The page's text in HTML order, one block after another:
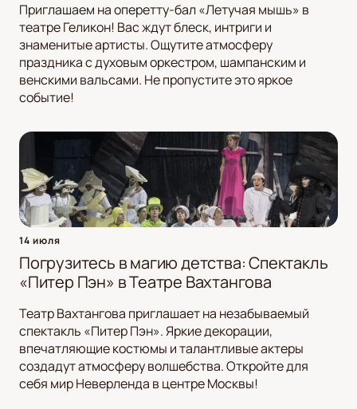
Приглашаем на оперетту-бал «Летучая мышь» в
театре Геликон! Вас ждут блеск, интриги и
знаменитые артисты. Ощутите атмосферу
праздника с духовым оркестром, шампанским и
венскими вальсами. Не пропустите это яркое
событие!
14 июля
Погрузитесь в магию детства: Спектакль
«Питер Пэн» в Театре Вахтангова
Театр Вахтангова приглашает на незабываемый
спектакль «Питер Пэн». Яркие декорации,
впечатляющие костюмы и талантливые актеры
создадут атмосферу волшебства. Откройте для
себя мир Неверленда в центре Москвы!